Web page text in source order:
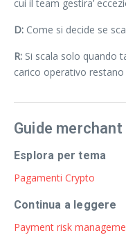
cui il team gestira’
D: Come si decide se
R: Si scala solo quando
carico operativo restano
Guide
Esplora per tema
Pagamenti Crypto
Continua a leggere
Payment risk